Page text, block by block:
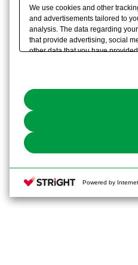
We use cookies and other
and advertisements tailored to
analysis. The data regarding
that provide advertising, social
other data that you have
the use of all Cookies except
You can change your consent
Powered by